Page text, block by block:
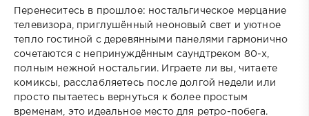
Перенеситесь в прошлое: ностальгическое мерцание
телевизора, приглушённый неоновый свет и уютное
тепло гостиной с деревянными панелями гармонично
сочетаются с непринуждённым саундтреком 80-х,
полным нежной ностальгии. Играете ли вы, читаете
комиксы, расслабляетесь после долгой недели или
просто пытаетесь вернуться к более простым
временам, это идеальное место для ретро-побега.